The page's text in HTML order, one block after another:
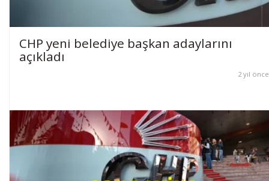
CHP yeni belediye başkan adaylarını
açıkladı
2 yıl önce